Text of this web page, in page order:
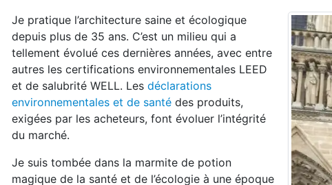
Je pratique l’architecture saine et écologique
depuis plus de 35 ans. C’est un milieu qui a
tellement évolué ces dernières années, avec entre
autres les certifications environnementales LEED
et de salubrité WELL. Les déclarations
environnementales et de santé des produits,
exigées par les acheteurs, font évoluer l’intégrité
du marché.
Je suis tombée dans la marmite de potion
magique de la santé et de l’écologie à une époque